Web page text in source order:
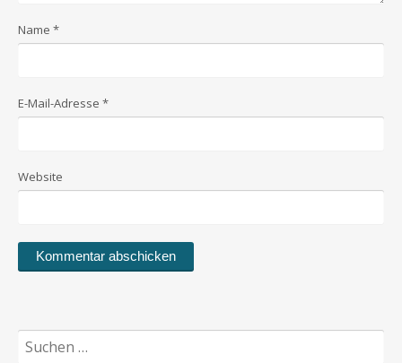
Name *
E-Mail-Adresse *
Website
Suchen
nach: